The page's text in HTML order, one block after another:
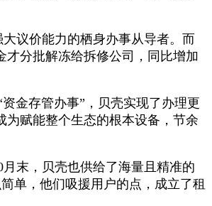
议价能力的栖身办事从导者。而
才分批解冻给拆修公司，同比增加
金存管办事”，贝壳实现了办理更
为赋能整个生态的根本设备，节余
月末，贝壳也供给了海量且精准的
单，他们吸援用户的点，成立了租